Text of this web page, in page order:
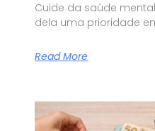
Cuide da saúde
dela uma prioridade
Read More